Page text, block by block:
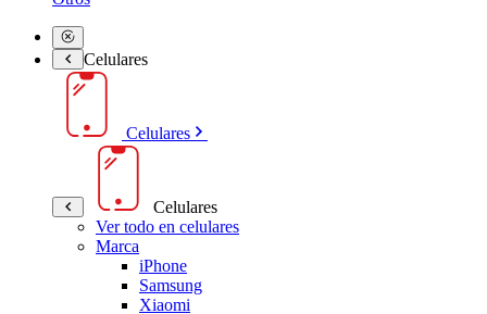
Celulares
Celulares
Celulares
Ver todo en celulares
Marca
iPhone
Samsung
Xiaomi